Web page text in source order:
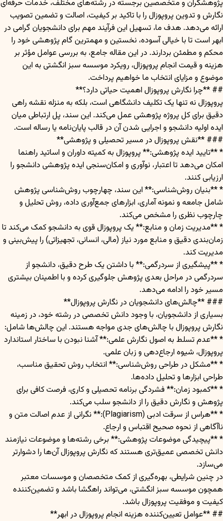
پژوهشگران و متخصصین برجسته در رشته‌های مختلف، خدمات حرفه‌ای
نگارش و تدوین پروپوزال را با تاکید بر کیفیت، اصالت و تضمین تصویب
ارائه می‌دهد. هدف ما، تسهیل این فرآیند مهم برای دانشجویان گرامی در
ابهر است تا با خیالی آسوده، نخستین و مهمترین گام پژوهشی خود را
محکم و مطمئن بردارند. در این مقاله جامع، به بررسی عوامل مؤثر بر
هزینه و قیمت انجام پروپوزال، رویکرد موسسه سبز انگشتی به این
موضوع و مزایای انتخاب ما خواهیم پرداخت.
## **چرا نگارش پروپوزال اهمیت حیاتی دارد؟**
پروپوزال نه تنها یک تکلیف دانشگاهی است، بلکه به منزله نقشه راهی
دقیق برای کل پروژه پژوهشی عمل می‌کند. این سند، پل ارتباطی میان
ایده اولیه دانشجو و اجرایی شدن آن در قالب پایان‌نامه یا رساله است.
### **نقش پروپوزال در مسیر تحصیلی و پژوهشی**
* **تایید ایده پژوهشی:** پروپوزال به کمیته داوران و اساتید راهنما
امکان می‌دهد تا اعتبار، نوآوری و امکان‌سنجی ایده پژوهشی دانشجو را
ارزیابی کنند.
* **بنیان روش‌شناسی:** این سند، چهارچوب روش‌شناسی پژوهش
شامل جامعه و نمونه آماری، ابزارهای جمع‌آوری داده، روش تحلیل و
چارچوب نظری را مشخص می‌کند.
* **مدیریت زمان و منابع:** یک پروپوزال قوی به دانشجو کمک می‌کند تا
زمان‌بندی دقیق و منابع مورد نیاز (مالی، انسانی، تجهیزاتی) را پیش‌بینی و
مدیریت کند.
* **پیشگیری از سردرگمی:** با داشتن یک طرح دقیق، دانشجو از
سردرگمی در مراحل بعدی پژوهش جلوگیری کرده و با اطمینان بیشتری
مسیر خود را ادامه می‌دهد.
### **چالش‌های دانشجویان در نگارش پروپوزال**
بسیاری از دانشجویان، با وجود دانش تخصصی در رشته خود، در زمینه
نگارش پروپوزال با چالش‌های جدی مواجه هستند. این چالش‌ها شامل:
* **عدم تسلط به اصول نگارش علمی:** آشنا نبودن با ساختار استاندارد
پروپوزال، شیوه ارجاع‌دهی و زبان علمی.
* **مشکل در طراحی روش‌شناسی:** انتخاب روش تحقیق مناسب،
طراحی ابزارها و تحلیل داده‌ها.
* **کمبود زمان:** فشردگی برنامه تحصیلی و کاری، فرصت کافی برای
پژوهش و نگارش دقیق را از دانشجو سلب می‌کند.
* **هراس از سرقت ادبی (Plagiarism):** نگرانی از عدم اصالت متن و
ناآگاهی از نحوه صحیح اقتباس و ارجاع.
* **پیچیدگی موضوعات پژوهشی:** برخی رشته‌ها و موضوعات نیازمند
دانش تخصصی عمیق‌تری هستند که نگارش پروپوزال آن‌ها را دشوارتر
می‌سازد.
در چنین شرایطی، بهره‌گیری از کمک متخصصان و موسسات معتبر
همچون موسسه سبز انگشتی، می‌تواند راهگشا باشد و تضمین‌کننده
کیفیت و موفقیت پروپوزال باشد.
## **عوامل تعیین‌کننده هزینه انجام پروپوزال در ابهر**